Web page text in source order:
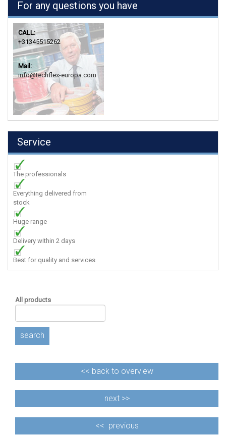
For any questions you have
CALL:
+31345515262
Mail:
info@techflex-europa.com
Service
The professionals
Everything delivered from
stock
Huge range
Delivery within 2 days
Best for quality and services
All products
search
<< back to overview
next >>
<< previous